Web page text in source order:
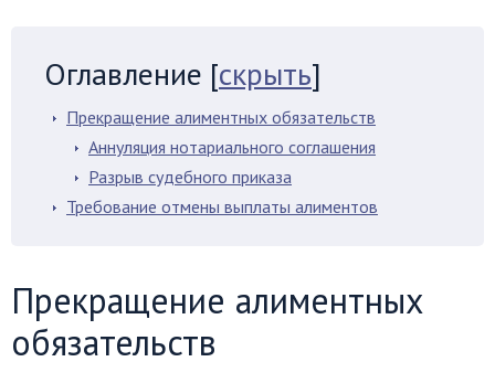
Оглавление [скрыть]
Прекращение алиментных обязательств
Аннуляция нотариального соглашения
Разрыв судебного приказа
Требование отмены выплаты алиментов
Прекращение алиментных
обязательств